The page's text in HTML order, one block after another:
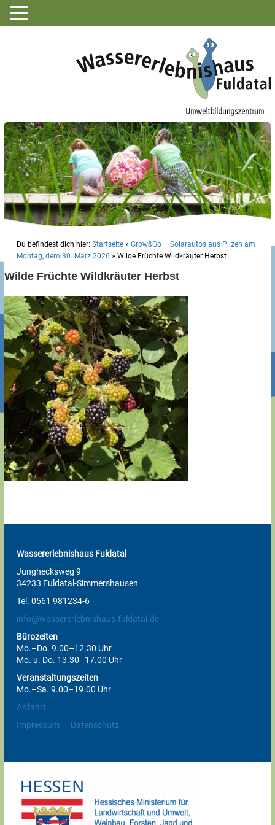
Du befindest dich hier: Startseite » Grow&Go – Solarautos aus Pilzen am
Montag, dem 30. März 2026 » Wilde Früchte Wildkräuter Herbst
Wilde Früchte Wildkräuter Herbst
Wassererlebnishaus Fuldatal
Junghecksweg 9
34233 Fuldatal-Simmershausen
Tel. 0561 981234-6
info@wassererlebnishaus-fuldatal.de
Bürozeiten
Mo.–Do. 9.00–12.30 Uhr
Mo. u. Do. 13.30–17.00 Uhr
Veranstaltungszeiten
Mo.–Sa. 9.00–19.00 Uhr
Anfahrt
Impressum
Datenschutz